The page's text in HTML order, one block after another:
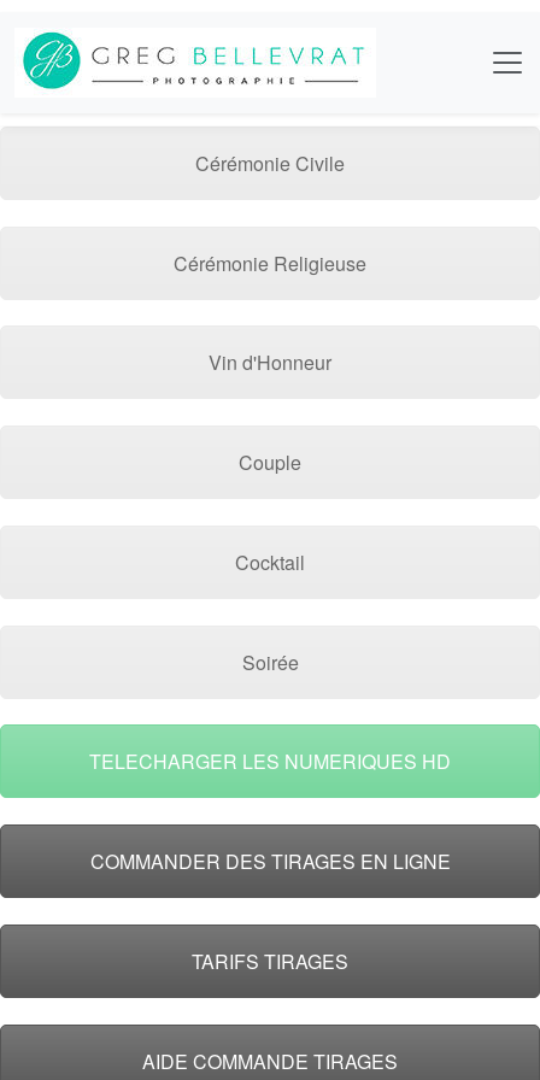
Cérémonie Civile
Cérémonie Religieuse
Vin d'Honneur
Couple
Cocktail
Soirée
TELECHARGER LES NUMERIQUES HD
COMMANDER DES TIRAGES EN LIGNE
TARIFS TIRAGES
AIDE COMMANDE TIRAGES